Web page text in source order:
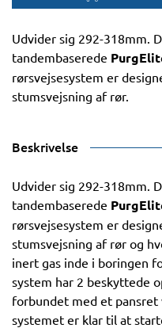
Udvider sig 292-318mm.
tandembaserede
rørsvejsesystem er
stumsvejsning af rør.
Beskrivelse
Udvider sig 292-318mm.
tandembaserede
rørsvejsesystem er
stumsvejsning af rør og
inert gas inde i boringen
system har 2 beskyttede
forbundet med et
systemet er klar til at